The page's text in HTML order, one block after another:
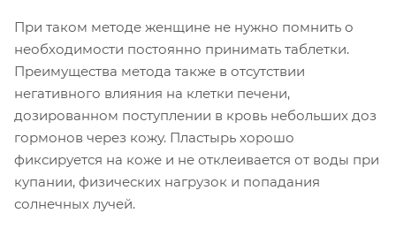
При таком методе женщине не нужно помнить о
необходимости постоянно принимать таблетки.
Преимущества метода также в отсутствии
негативного влияния на клетки печени,
дозированном поступлении в кровь небольших доз
гормонов через кожу. Пластырь хорошо
фиксируется на коже и не отклеивается от воды при
купании, физических нагрузок и попадания
солнечных лучей.